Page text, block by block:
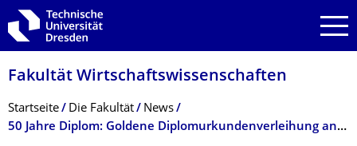
Zur Hauptnavigation springen
Zur Suche springen
Zum Inhalt springen
Fakultät Wirtschaftswissen­schaften
Breadcrumb-Menü
Startseite Die Fakultät
News
50 Jahre Diplom: Goldene Diplomurkundenverleihung an der Fakultät